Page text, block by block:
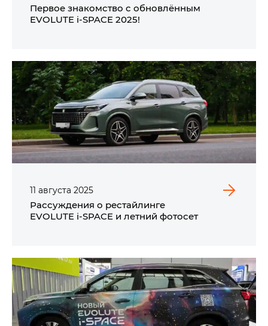
Первое знакомство с обновлённым
EVOLUTE i‑SPACE 2025!
11 августа 2025
Рассуждения о рестайлинге
EVOLUTE i‑SPACE и летний фотосет